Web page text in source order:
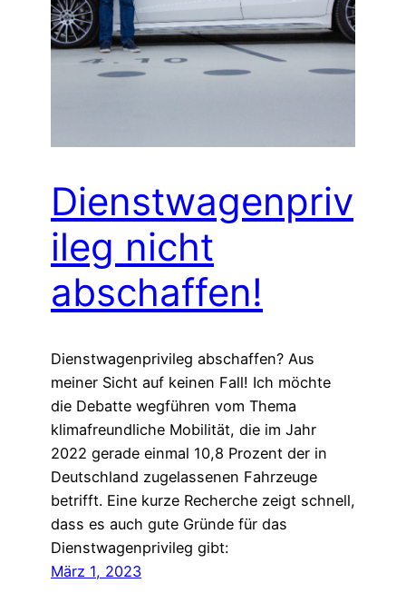
Dienstwagenpriv
ileg nicht
abschaffen!
Dienstwagenprivileg abschaffen? Aus
meiner Sicht auf keinen Fall! Ich möchte
die Debatte wegführen vom Thema
klimafreundliche Mobilität, die im Jahr
2022 gerade einmal 10,8 Prozent der in
Deutschland zugelassenen Fahrzeuge
betrifft. Eine kurze Recherche zeigt schnell,
dass es auch gute Gründe für das
Dienstwagenprivileg gibt:
März 1, 2023